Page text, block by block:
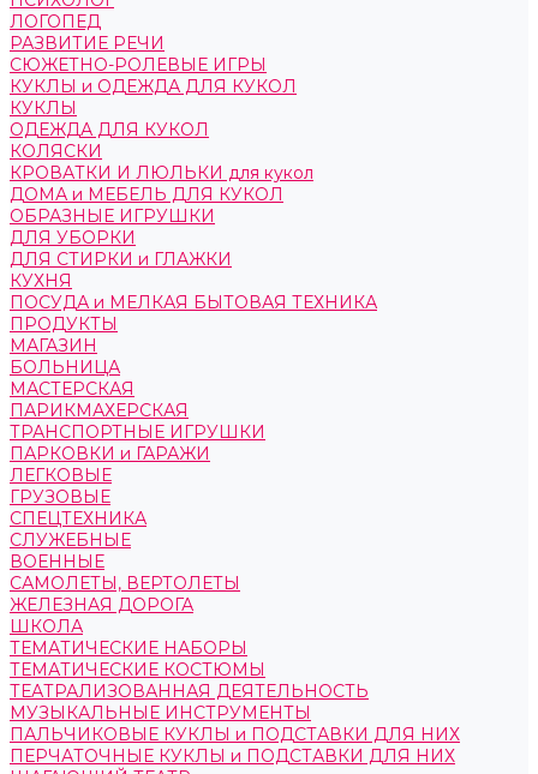
ЛОГОПЕД
РАЗВИТИЕ РЕЧИ
СЮЖЕТНО-РОЛЕВЫЕ ИГРЫ
КУКЛЫ и ОДЕЖДА ДЛЯ КУКОЛ
КУКЛЫ
ОДЕЖДА ДЛЯ КУКОЛ
КОЛЯСКИ
КРОВАТКИ И ЛЮЛЬКИ для кукол
ДОМА и МЕБЕЛЬ ДЛЯ КУКОЛ
ОБРАЗНЫЕ ИГРУШКИ
ДЛЯ УБОРКИ
ДЛЯ СТИРКИ и ГЛАЖКИ
КУХНЯ
ПОСУДА и МЕЛКАЯ БЫТОВАЯ ТЕХНИКА
ПРОДУКТЫ
МАГАЗИН
БОЛЬНИЦА
МАСТЕРСКАЯ
ПАРИКМАХЕРСКАЯ
ТРАНСПОРТНЫЕ ИГРУШКИ
ПАРКОВКИ и ГАРАЖИ
ЛЕГКОВЫЕ
ГРУЗОВЫЕ
СПЕЦТЕХНИКА
СЛУЖЕБНЫЕ
ВОЕННЫЕ
САМОЛЕТЫ, ВЕРТОЛЕТЫ
ЖЕЛЕЗНАЯ ДОРОГА
ШКОЛА
ТЕМАТИЧЕСКИЕ НАБОРЫ
ТЕМАТИЧЕСКИЕ КОСТЮМЫ
ТЕАТРАЛИЗОВАННАЯ ДЕЯТЕЛЬНОСТЬ
МУЗЫКАЛЬНЫЕ ИНСТРУМЕНТЫ
ПАЛЬЧИКОВЫЕ КУКЛЫ и ПОДСТАВКИ ДЛЯ НИХ
ПЕРЧАТОЧНЫЕ КУКЛЫ и ПОДСТАВКИ ДЛЯ НИХ